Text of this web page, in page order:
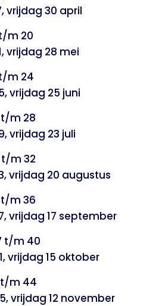
vrijdag 30 april
m 20
vrijdag 28 mei
m 24
vrijdag 25 juni
t/m 28
vrijdag 23 juli
t/m 32
vrijdag 20 augustus
t/m 36
vrijdag 17 september
t/m 40
vrijdag 15 oktober
t/m 44
vrijdag 12 november